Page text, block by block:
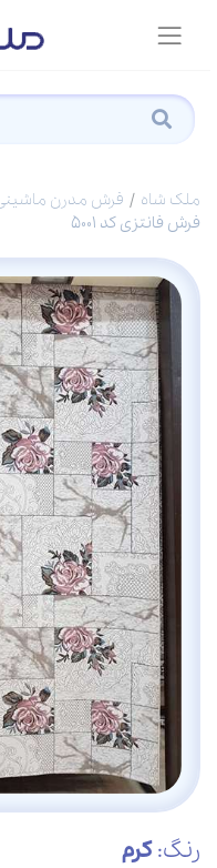
ملک شاه فرش مدرن ماشینی
فرش فانتزی کد 5001
رنگ:کرم